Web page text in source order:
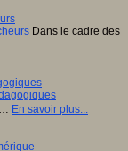
Dans le cadre des
En savoir plus...